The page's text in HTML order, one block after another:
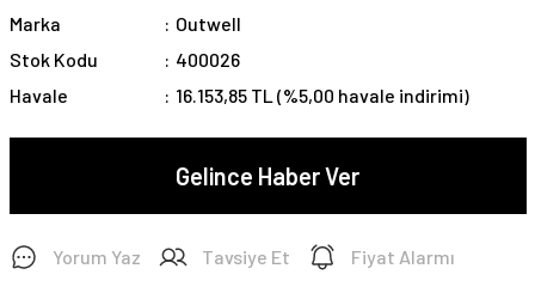
Marka
Outwell
Stok Kodu
400026
Havale
16.153,85 TL (%5,00 havale indirimi)
Gelince Haber Ver
Yorum Yaz Tavsiye Et Fiyat Alarmı